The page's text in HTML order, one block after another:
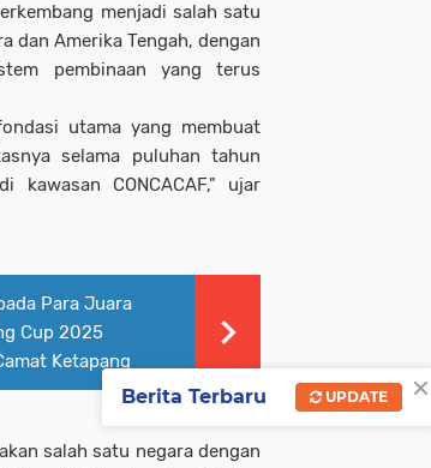
menjadi salah satu
dan Amerika Tengah, dengan
pembinaan yang terus
utama yang membuat
selama puluhan tahun
CONCACAF," ujar
Para Juara
Cup 2025
Ketapang
salah satu negara dengan
×
Berita Terbaru UPDATE